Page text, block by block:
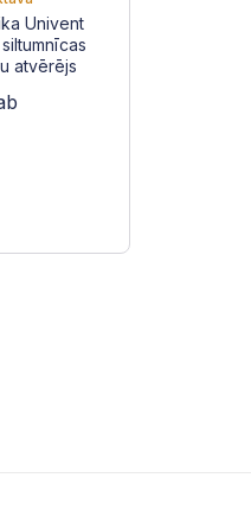
Univent
atvērējs